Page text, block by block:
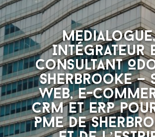
Medialogue,
Intégrateur
Consultant
Sherbrooke —
Web, E-
CRM et ERP
PME de